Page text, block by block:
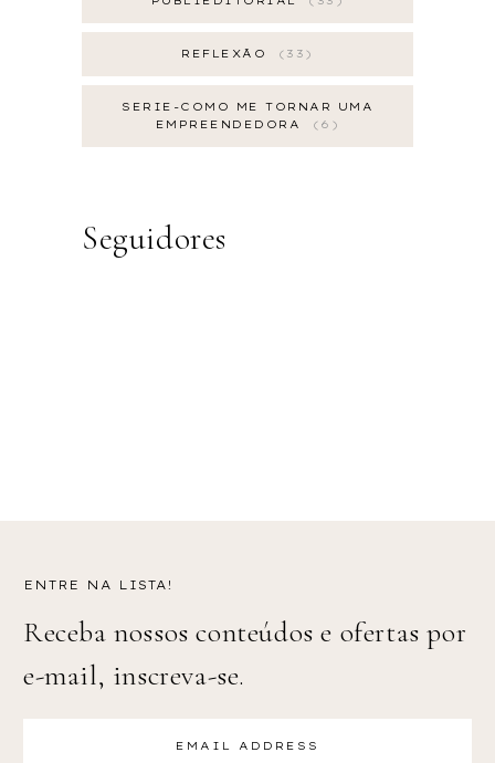
REFLEXÃO 33
SERIE-COMO ME TORNAR UMA
EMPREENDEDORA
6
Seguidores
ENTRE NA LISTA!
Receba nossos conteúdos e ofertas por
e-mail, inscreva-se.